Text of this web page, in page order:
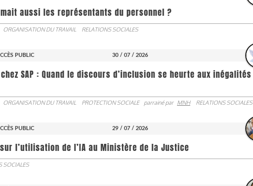
aussi les représentants du personnel ?
ORGANISATION DU TRAVAIL RELATIONS SOCIALES
PUBLIC 30 / 07 / 2026
SAP : Quand le discours d’inclusion se heurte aux inégalités
ORGANISATION DU TRAVAIL PROTECTION SOCIALE parrainé par MNH RELATIONS SOCIALES
PUBLIC 29 / 07 / 2026
l’utilisation de l’IA au Ministère de la Justice
SOCIALES